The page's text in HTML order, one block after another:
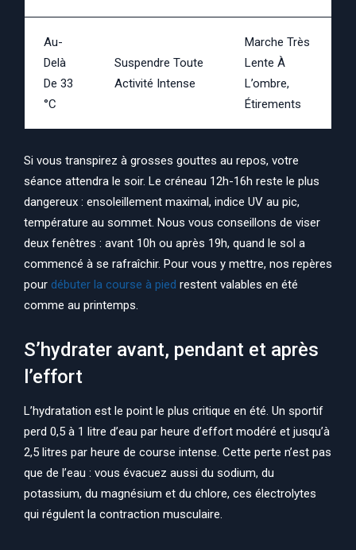
Au-
Delà
De 33
°C
Suspendre Toute
Activité Intense
Marche Très
Lente À
L’ombre,
Étirements
Si vous transpirez à grosses gouttes au repos, votre
séance attendra le soir. Le créneau 12h-16h reste le plus
dangereux : ensoleillement maximal, indice UV au pic,
température au sommet. Nous vous conseillons de viser
deux fenêtres : avant 10h ou après 19h, quand le sol a
commencé à se rafraîchir. Pour vous y mettre, nos repères
pour débuter la course à pied restent valables en été
comme au printemps.
S’hydrater avant, pendant et après
l’effort
L’hydratation est le point le plus critique en été. Un sportif
perd 0,5 à 1 litre d’eau par heure d’effort modéré et jusqu’à
2,5 litres par heure de course intense. Cette perte n’est pas
que de l’eau : vous évacuez aussi du sodium, du
potassium, du magnésium et du chlore, ces électrolytes
qui régulent la contraction musculaire.